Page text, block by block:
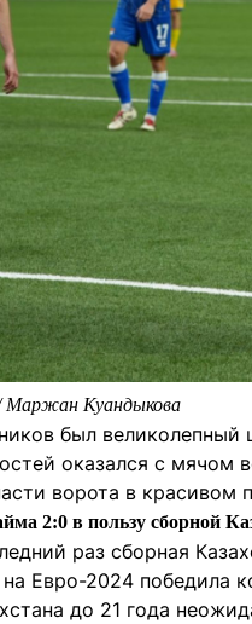
Маржан Куандыкова
был
оказался с мячом
ворота в красивом
2:0 в пользу сборной
раз сборная
на Евро-2024 победила
до 21 года